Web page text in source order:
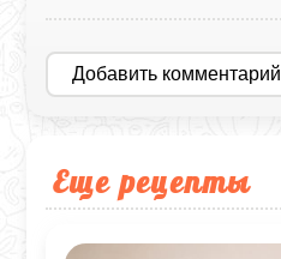
Добавить комментарий
Еще рецепты